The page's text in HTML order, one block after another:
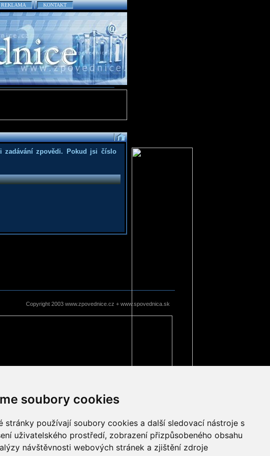
soubory cookies
stránky používají soubory cookies a další sledovací nástroje s
uživatelského prostředí, zobrazení přizpůsobeného obsahu
návštěvnosti webových stránek a zjištění zdroje
REKLAMA KONTAKT
zadávání zpovědi. Pokud jsi číslo
Copyright 2003 www.zpovednice.cz + www.spovednica.sk